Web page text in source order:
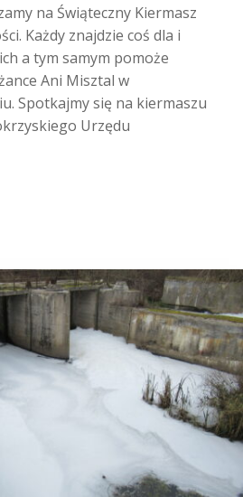
na Świąteczny Kiermasz
Każdy znajdzie coś dla i
a tym samym pomoże
Ani Misztal w
Spotkajmy się na kiermaszu
Urzędu